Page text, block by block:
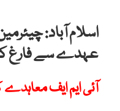
اسلام آباد:
عہدے سے فارغ
آئی ایم ایف معاہدے کیلئے مزید 215 ارب روپے